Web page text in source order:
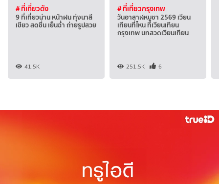
# ที่เที่ยวดัง
9 ที่เที่ยวน่าน หน้าฝน ทุ่งนาสี
เขียว สดชื่น เย็นฉ่ำ ถ่ายรูปสวย
41.5K
# ที่เที่ยวกรุงเทพ
วันอาสาฬหบูชา 2569 เวียน
เทียนที่ไหน ที่เวียนเทียน
กรุงเทพ บทสวดเวียนเทียน
251.5K 6